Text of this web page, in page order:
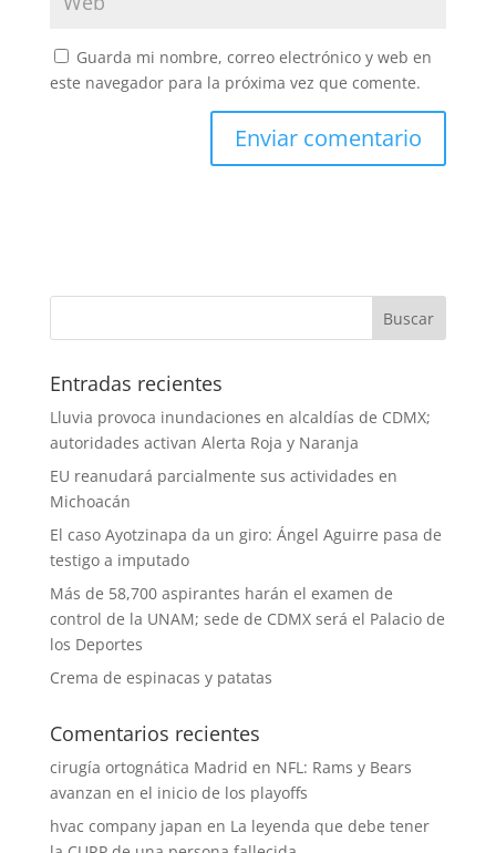
Guarda mi nombre, correo electrónico y web en
este navegador para la próxima vez que comente.
Entradas recientes
Lluvia provoca inundaciones en alcaldías de CDMX;
autoridades activan Alerta Roja y Naranja
EU reanudará parcialmente sus actividades en
Michoacán
El caso Ayotzinapa da un giro: Ángel Aguirre pasa de
testigo a imputado
Más de 58,700 aspirantes harán el examen de
control de la UNAM; sede de CDMX será el Palacio de
los Deportes
Crema de espinacas y patatas
Comentarios recientes
cirugía ortognática Madrid en NFL: Rams y Bears
avanzan en el inicio de los playoffs
hvac company japan en La leyenda que debe tener